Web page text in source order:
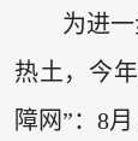
为进
热土，今
障网”：8